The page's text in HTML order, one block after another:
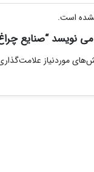
است.
نویسد “صنایع
موردنیاز